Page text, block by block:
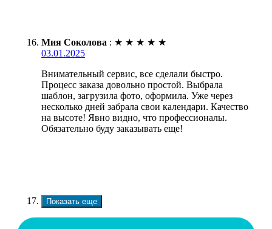
Мия Соколова : ★ ★ ★ ★ ★
03.01.2025
Внимательный сервис, все сделали быстро.
Процесс заказа довольно простой. Выбрала
шаблон, загрузила фото, оформила. Уже через
несколько дней забрала свои календари. Качество
на высоте! Явно видно, что профессионалы.
Обязательно буду заказывать еще!
Показать еще